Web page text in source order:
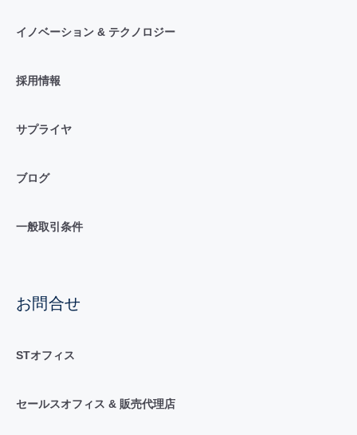
イノベーション & テクノロジー
採用情報
サプライヤ
ブログ
一般取引条件
お問合せ
STオフィス
セールスオフィス & 販売代理店